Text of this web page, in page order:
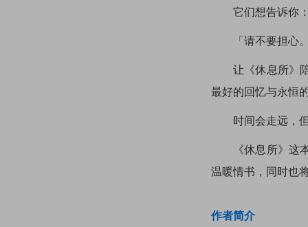
它们想告诉你
「请不要担心。
让《休息所》陪
最好的回忆与永恒
时间会走远，但
《休息所》这本
温暖情书，同时也
作者简介